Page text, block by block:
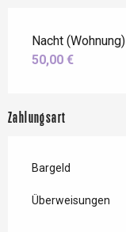
Nacht (Wohnung)
50,00 €
Zahlungsart
Bargeld
Überweisungen